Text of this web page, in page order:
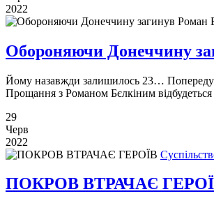
2022
Обороняючи Донеччину
Йому назавжди залишилось 23… Попереду
Прощання з Романом Бєлкіним
29
Черв
2022
ПОКРОВ ВТРАЧАЄ